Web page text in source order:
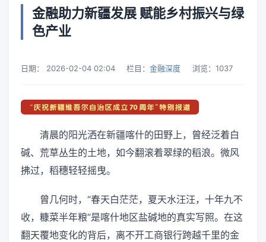
金融助力新疆发展 赋能乡村振兴与绿
色产业
日期： 2026-02-04 02:04 栏目： 金融深度 浏览： 1037
清晨的阳光洒在新疆喀什的田野上，曾经泛着白
碱、荒草丛生的土地，如今翻滚着翠绿的稻浪。微风
拂过，稻穗轻轻摇曳。
曾几何时，“春天白茫茫，夏天水汪汪，十年九不
收，糠菜半年粮”是喀什地区盐碱地的真实写照。在这
翻天覆地变化的背后，离不开工商银行跨越千里的金